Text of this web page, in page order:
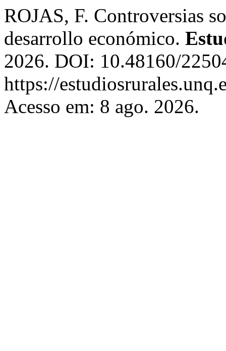
ROJAS, F. Controversias
desarrollo económico.
2026. DOI: 10.48160/
https://
Acesso em: 8 ago. 2026.